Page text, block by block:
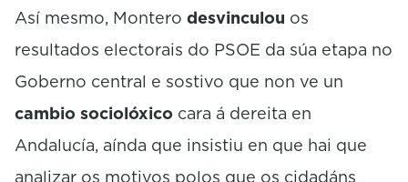
Así mesmo, Montero desvinculou os
resultados electorais do PSOE da súa etapa no
Goberno central e sostivo que non ve un
cambio sociolóxico cara á dereita en
Andalucía, aínda que insistiu en que hai que
analizar os motivos polos que os cidadáns